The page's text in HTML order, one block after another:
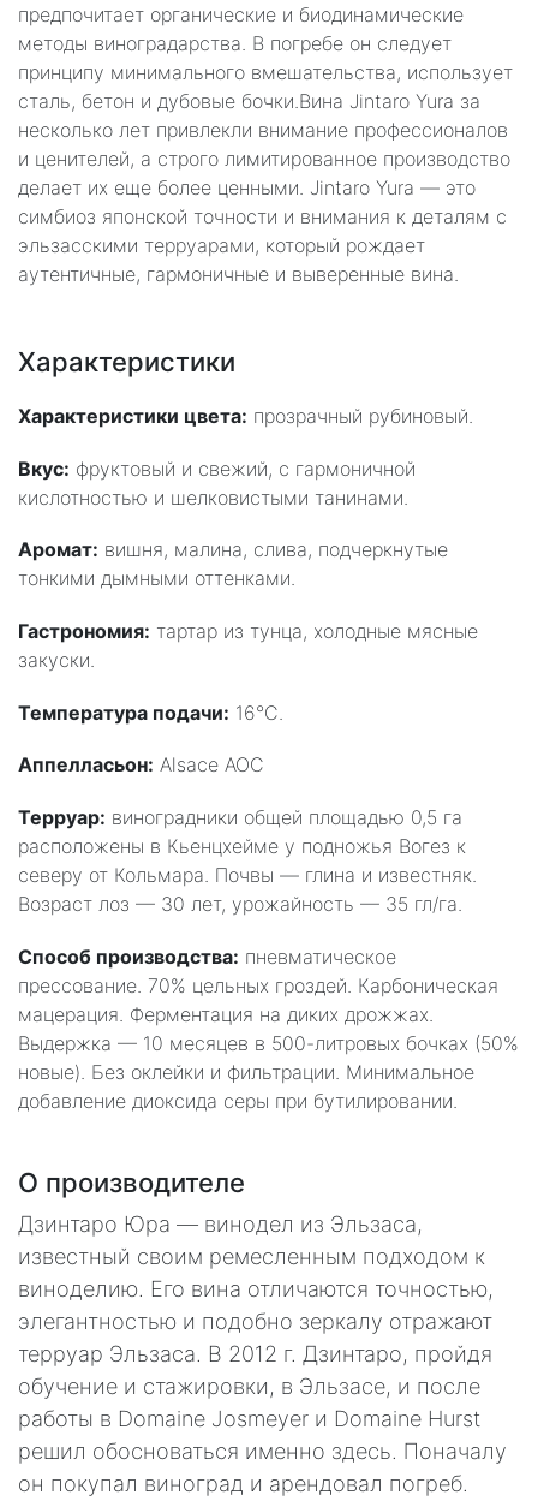
предпочитает органические и биодинамические
методы виноградарства. В погребе он следует
принципу минимального вмешательства, использует
сталь, бетон и дубовые бочки.Вина Jintaro Yura за
несколько лет привлекли внимание профессионалов
и ценителей, а строго лимитированное производство
делает их еще более ценными. Jintaro Yura — это
симбиоз японской точности и внимания к деталям с
эльзасскими терруарами, который рождает
аутентичные, гармоничные и выверенные вина.
Характеристики
Характеристики цвета: прозрачный рубиновый.
Вкус: фруктовый и свежий, с гармоничной
кислотностью и шелковистыми танинами.
Аромат: вишня, малина, слива, подчеркнутые
тонкими дымными оттенками.
Гастрономия: тартар из тунца, холодные мясные
закуски.
Температура подачи: 16°С.
Аппелласьон: Alsace AOC
Терруар: виноградники общей площадью 0,5 га
расположены в Кьенцхейме у подножья Вогез к
северу от Кольмара. Почвы — глина и известняк.
Возраст лоз — 30 лет, урожайность — 35 гл/га.
Способ производства: пневматическое
прессование. 70% цельных гроздей. Карбоническая
мацерация. Ферментация на диких дрожжах.
Выдержка — 10 месяцев в 500-литровых бочках (50%
новые). Без оклейки и фильтрации. Минимальное
добавление диоксида серы при бутилировании.
О производителе
Дзинтаро Юра — винодел из Эльзаса,
известный своим ремесленным подходом к
виноделию. Его вина отличаются точностью,
элегантностью и подобно зеркалу отражают
терруар Эльзаса. В 2012 г. Дзинтаро, пройдя
обучение и стажировки, в Эльзасе, и после
работы в Domaine Josmeyer и Domaine Hurst
решил обосноваться именно здесь. Поначалу
он покупал виноград и арендовал погреб.